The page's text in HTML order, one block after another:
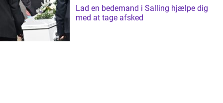
Lad en bedemand i Salling hjælpe dig
med at tage afsked